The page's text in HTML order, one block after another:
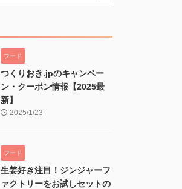
フード
つくりおき.jpのキャンペー
ン・クーポン情報【2025最
新】
2025/1/23
フード
生姜好き注目！ジンジャーフ
ァクトリーをお試しセットの